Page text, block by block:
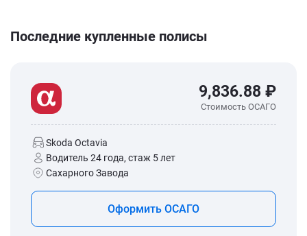
Последние купленные полисы
9,836.88 ₽
Стоимость ОСАГО
Skoda Octavia
Водитель 24 года, стаж 5 лет
Сахарного Завода
Оформить ОСАГО